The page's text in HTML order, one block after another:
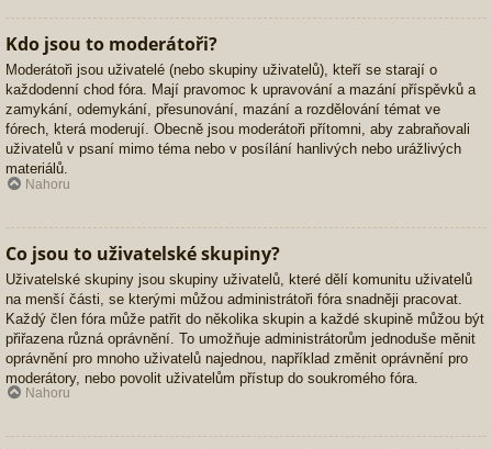
Kdo jsou to moderátoři?
Moderátoři jsou uživatelé (nebo skupiny uživatelů), kteří se starají o
každodenní chod fóra. Mají pravomoc k upravování a mazání příspěvků a
zamykání, odemykání, přesunování, mazání a rozdělování témat ve
fórech, která moderují. Obecně jsou moderátoři přítomni, aby zabraňovali
uživatelů v psaní mimo téma nebo v posílání hanlivých nebo urážlivých
materiálů.
Nahoru
Co jsou to uživatelské skupiny?
Uživatelské skupiny jsou skupiny uživatelů, které dělí komunitu uživatelů
na menší části, se kterými můžou administrátoři fóra snadněji pracovat.
Každý člen fóra může patřit do několika skupin a každé skupině můžou být
přiřazena různá oprávnění. To umožňuje administrátorům jednoduše měnit
oprávnění pro mnoho uživatelů najednou, například změnit oprávnění pro
moderátory, nebo povolit uživatelům přístup do soukromého fóra.
Nahoru